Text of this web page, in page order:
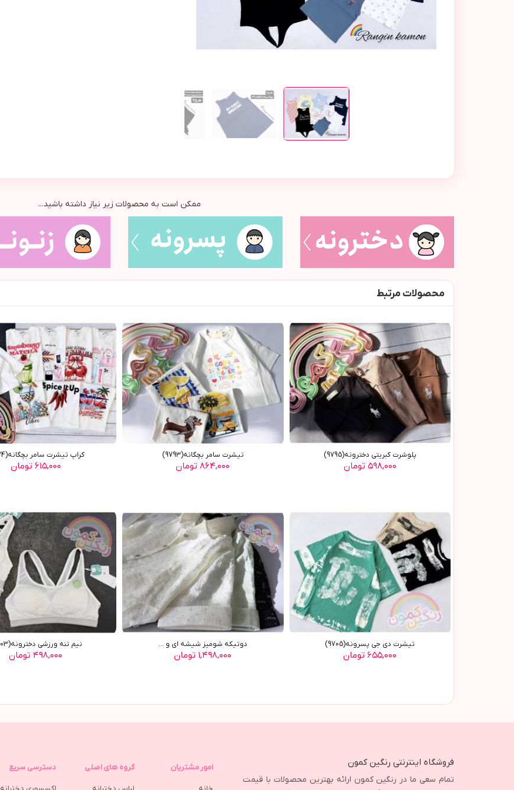
ممکن است به محصولات زیر نیاز داشته باشید...
محصولات مرتبط
پلوشرت کبریتی دخترونه(9795)
۵۹۸,۰۰۰ تومان
تیشرت سامر بچگانه(9793)
۸۶۴,۰۰۰ تومان
کراپ تیشرت سامر بچگانه(9774)
۶۱۵,۰۰۰ تومان
تیشرت دی جی پسرونه(9705)
۶۵۵,۰۰۰ تومان
دوتیکه شومیز شیشه ای و ...
۱,۴۹۸,۰۰۰ تومان
نیم تنه ورزشی دخترونه(9703)
۴۹۸,۰۰۰ تومان
فروشگاه اینترنتی رنگین کمون
تمام سعی ما در رنگین کمون ارائه بهترین محصولات با قیمت
امور مشتریان گروه های اصلی دسترسی سریع